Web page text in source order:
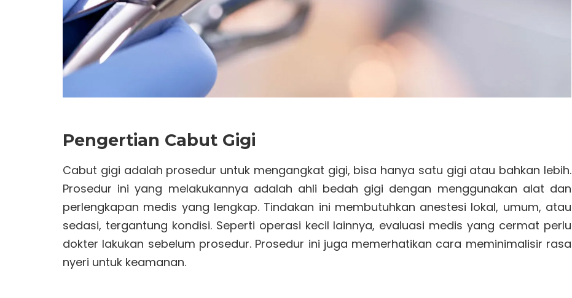
Pengertian Cabut Gigi
Cabut gigi adalah prosedur untuk mengangkat gigi, bisa hanya satu gigi atau bahkan lebih.
Prosedur ini yang melakukannya adalah ahli bedah gigi dengan menggunakan alat dan
perlengkapan medis yang lengkap. Tindakan ini membutuhkan anestesi lokal, umum, atau
sedasi, tergantung kondisi. Seperti operasi kecil lainnya, evaluasi medis yang cermat perlu
dokter lakukan sebelum prosedur. Prosedur ini juga memerhatikan cara meminimalisir rasa
nyeri untuk keamanan.